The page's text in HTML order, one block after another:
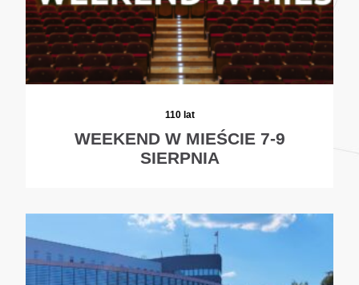
110 lat
WEEKEND W MIEŚCIE 7-9
SIERPNIA